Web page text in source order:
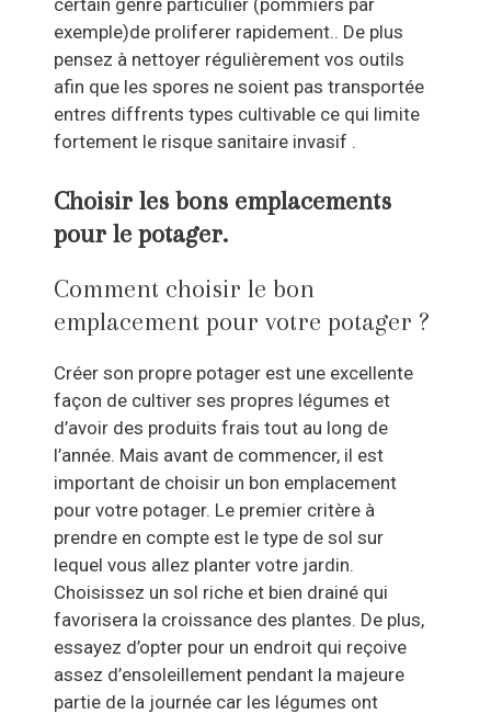
certain genre particulier (pommiers par
exemple)de proliferer rapidement.. De plus
pensez à nettoyer régulièrement vos outils
afin que les spores ne soient pas transportée
entres diffrents types cultivable ce qui limite
fortement le risque sanitaire invasif .
Choisir les bons emplacements
pour le potager.
Comment choisir le bon
emplacement pour votre potager ?
Créer son propre potager est une excellente
façon de cultiver ses propres légumes et
d’avoir des produits frais tout au long de
l’année. Mais avant de commencer, il est
important de choisir un bon emplacement
pour votre potager. Le premier critère à
prendre en compte est le type de sol sur
lequel vous allez planter votre jardin.
Choisissez un sol riche et bien drainé qui
favorisera la croissance des plantes. De plus,
essayez d’opter pour un endroit qui reçoive
assez d’ensoleillement pendant la majeure
partie de la journée car les légumes ont